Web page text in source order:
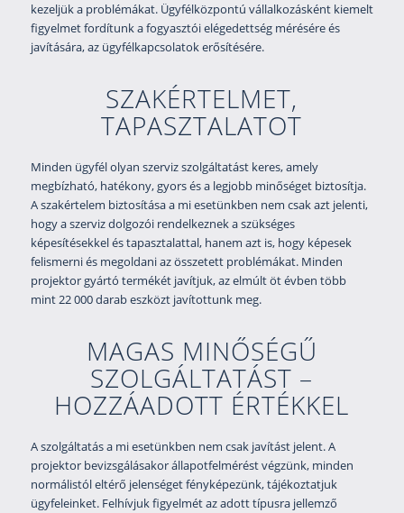
kezeljük a problémákat. Ügyfélközpontú vállalkozásként kiemelt
figyelmet fordítunk a fogyasztói elégedettség mérésére és
javítására, az ügyfélkapcsolatok erősítésére.
SZAKÉRTELMET,
TAPASZTALATOT
Minden ügyfél olyan szerviz szolgáltatást keres, amely
megbízható, hatékony, gyors és a legjobb minőséget biztosítja.
A szakértelem biztosítása a mi esetünkben nem csak azt jelenti,
hogy a szerviz dolgozói rendelkeznek a szükséges
képesítésekkel és tapasztalattal, hanem azt is, hogy képesek
felismerni és megoldani az összetett problémákat. Minden
projektor gyártó termékét javítjuk, az elmúlt öt évben több
mint 22 000 darab eszközt javítottunk meg.
MAGAS MINŐSÉGŰ
SZOLGÁLTATÁST –
HOZZÁADOTT ÉRTÉKKEL
A szolgáltatás a mi esetünkben nem csak javítást jelent. A
projektor bevizsgálásakor állapotfelmérést végzünk, minden
normálistól eltérő jelenséget fényképezünk, tájékoztatjuk
ügyfeleinket. Felhívjuk figyelmét az adott típusra jellemző